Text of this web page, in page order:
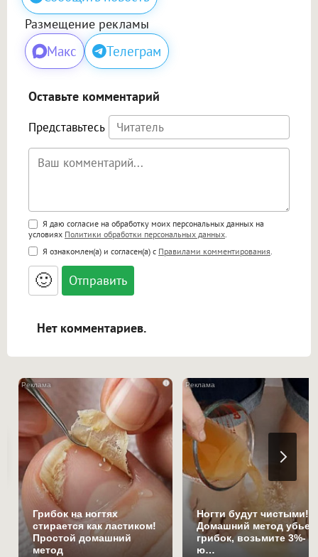
Размещение рекламы
Макс Телеграм
Оставьте комментарий
Представьтесь
Поддержка HTML
<b>, <strong>, <u>, <i>, <em>, <s>, <big>,
<small>, <sup>, <sub>, <pre>, <ul>, <ol>, <li>,
<blockquote>, <code> экранирует HTML,
адреса URL автоматически становятся
ссылками, и [img]адрес[/img] будет
Я даю согласие на обработку моих персональных данных на
условиях Политики обработки персональных данных
Я ознакомлен(а) и согласен(а) с Правилами комментирования
🙂
Нет комментариев.
i
Грибок на ногтях
стирается как ластиком!
Простой домашний
метод
Ногти будут чистыми!
Домашний метод убьет
грибок, возьмите 3%-
ю…